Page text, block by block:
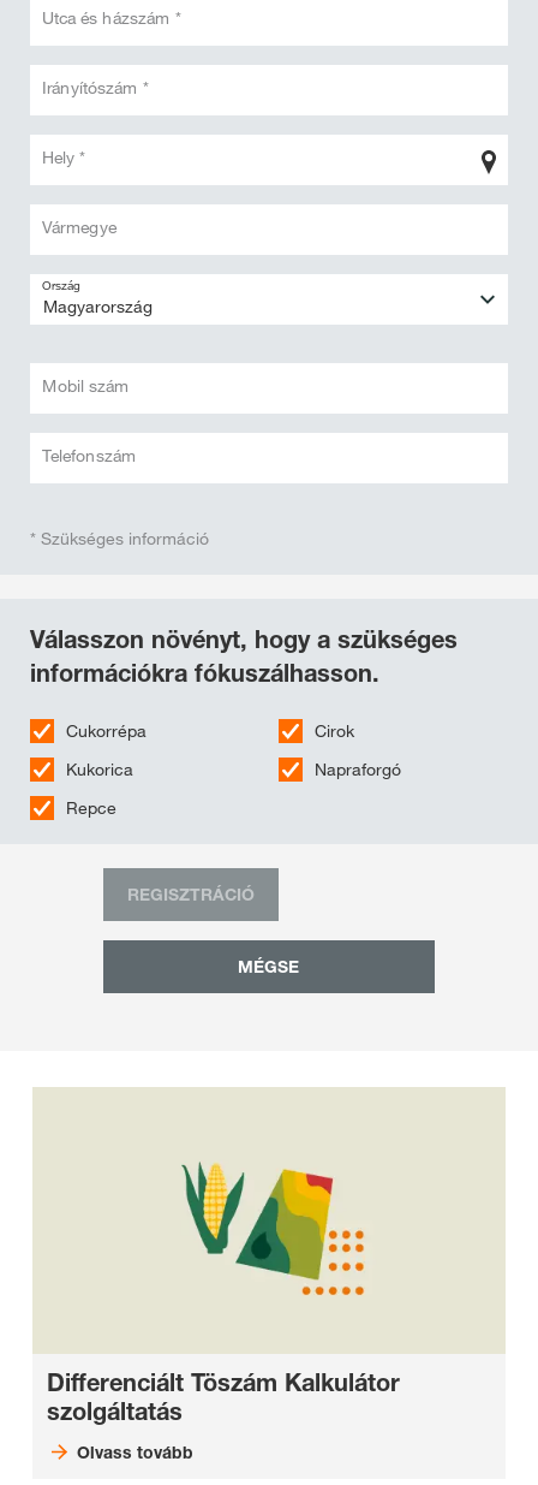
Utca és házszám *
Irányítószám *
Hely *
Vármegye
Ország
Mobil szám
Telefonszám
* Szükséges információ
Válasszon növényt, hogy a szükséges
információkra fókuszálhasson.
Cukorrépa
Kukorica
Repce
Cirok
Napraforgó
MÉGSE
REGISZTRÁCIÓ
Differenciált Töszám Kalkulátor
szolgáltatás
Olvass tovább